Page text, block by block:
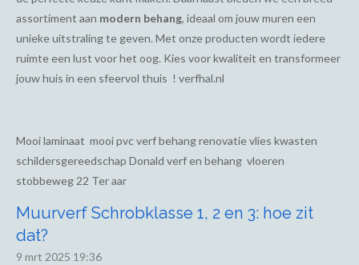
assortiment aan modern behang, ideaal om jouw muren een
unieke uitstraling te geven. Met onze producten wordt iedere
ruimte een lust voor het oog. Kies voor kwaliteit en transformeer
jouw huis in een sfeervol thuis ! verfhal.nl
Mooi laminaat mooi pvc verf behang renovatie vlies kwasten
schildersgereedschap Donald verf en behang vloeren
stobbeweg 22 Ter aar
Muurverf Schrobklasse 1, 2 en 3: hoe zit
dat?
9 mrt 2025 19:36